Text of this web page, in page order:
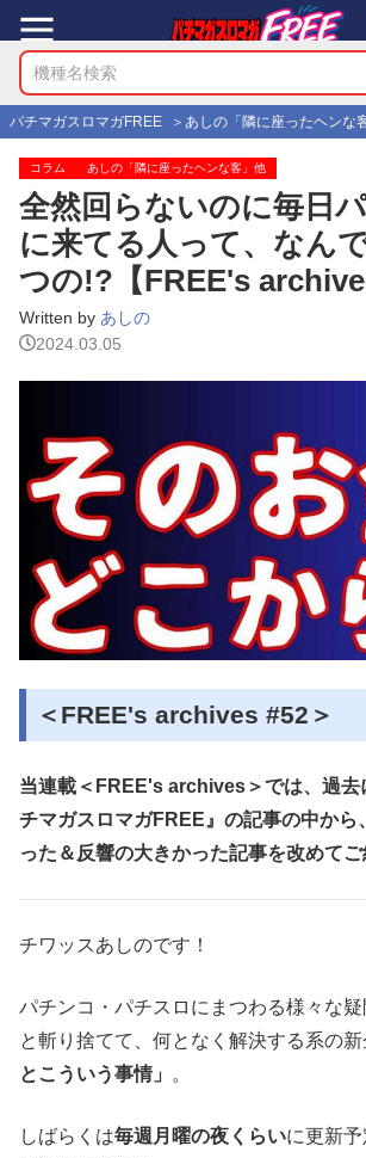
パチマガスロマガFREE あしの「隣に座ったヘンな
コラム あしの「隣に座ったヘンな客」他
全然回らないのに毎日
に来てる人って、なん
つの!?【FREE's
Written by あしの
2024.03.05
＜FREE's archives #52＞
当連載＜FREE's archives＞では、過去
チマガスロマガFREE』の記事の中から
った＆反響の大きかった記事を改めてご
チワッスあしのです！
パチンコ・パチスロにまつわる様々な
と斬り捨てて、何となく 解決する系の
とこういう事情」
。
しばらくは毎週月曜の夜くらいに更新